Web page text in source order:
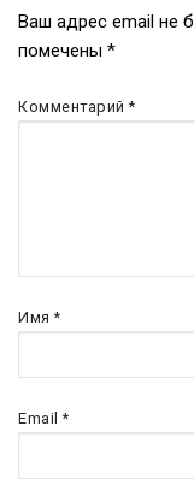
Навигация
по
записям
Ваш адрес email не
помечены *
Комментарий*
Имя*
Email*